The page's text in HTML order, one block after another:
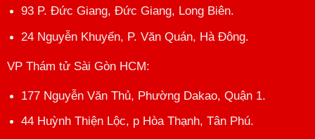
93 P. Đức Giang, Đức Giang, Long Biên.
24 Nguyễn Khuyến, P. Văn Quán, Hà Đông.
VP Thám tử Sài Gòn HCM:
177 Nguyễn Văn Thủ, Phường Dakao, Quận 1.
44 Huỳnh Thiện Lộc, p Hòa Thạnh, Tân Phú.